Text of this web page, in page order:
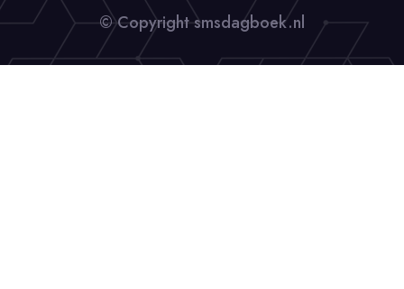
© Copyright smsdagboek.nl